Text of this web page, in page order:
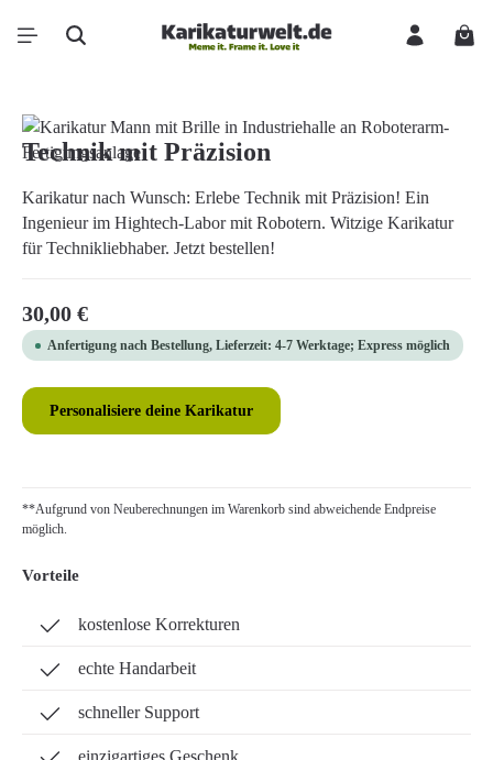
Zum Hauptinhalt springen
Bildergalerie überspringen
Technik mit Präzision
Karikatur nach Wunsch: Erlebe Technik mit Präzision! Ein
Ingenieur im Hightech-Labor mit Robotern. Witzige Karikatur
für Technikliebhaber. Jetzt bestellen!
Regulärer Preis:
30,00 €
Anfertigung nach Bestellung, Lieferzeit: 4-7 Werktage; Express möglich
Personalisiere deine Karikatur
**Aufgrund von Neuberechnungen im Warenkorb sind abweichende Endpreise
möglich.
Vorteile
kostenlose Korrekturen
echte Handarbeit
schneller Support
einzigartiges Geschenk